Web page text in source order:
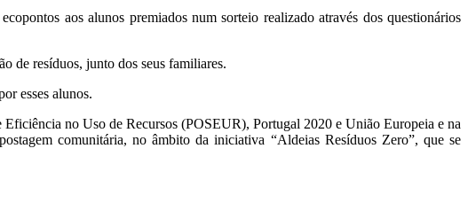
aos alunos premiados num sorteio realizado através dos questionários
de resíduos, junto dos seus familiares.
esses alunos.
no Uso de Recursos (POSEUR), Portugal 2020 e União Europeia e na
comunitária, no âmbito da iniciativa “Aldeias Resíduos Zero”, que se